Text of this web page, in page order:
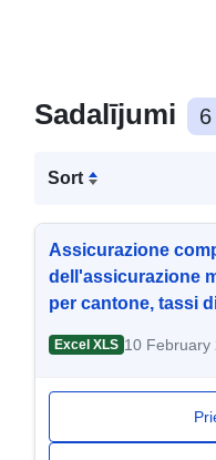
Sadalījumi 6
Sort
Assicurazione
dell'assicurazione
per cantone, tassi
Excel XLS 10 February